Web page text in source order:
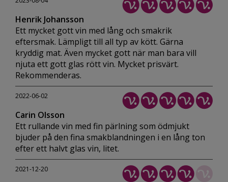
Henrik Johansson
Ett mycket gott vin med lång och smakrik
eftersmak. Lämpligt till all typ av kött. Gärna
kryddig mat. Även mycket gott när man bara vill
njuta ett gott glas rött vin. Mycket prisvärt.
Rekommenderas.
2022-06-02
Carin Olsson
Ett rullande vin med fin pärlning som ödmjukt
bjuder på den fina smakblandningen i en lång ton
efter ett halvt glas vin, litet.
2021-12-20